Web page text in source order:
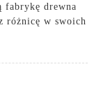
fabrykę drewna
różnicę w swoich